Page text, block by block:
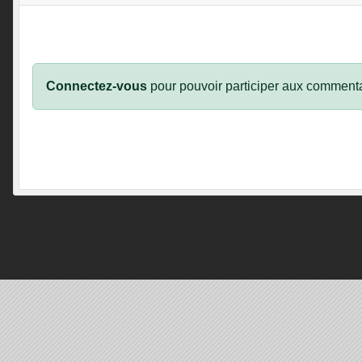
Connectez-vous pour pouvoir participer aux